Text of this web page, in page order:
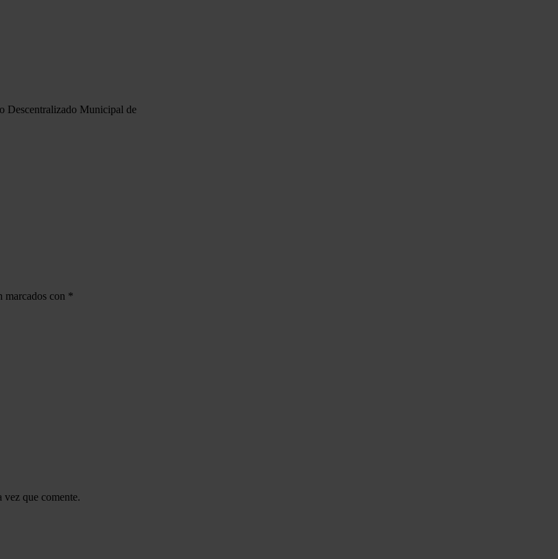
Descentralizado Municipal de
marcados con *
que comente.